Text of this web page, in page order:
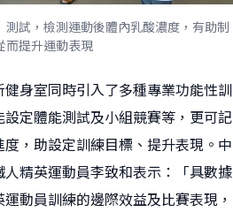
試，檢測運動後體內乳酸濃度，有助制
而提升運動表現
身室同時引入了多種專業功能性訓
定體能測試及小組競賽等，更可記
，助設定訓練目標、提升表現。中
精英運動員李致和表示：「具數據
動員訓練的邊際效益及比賽表現，